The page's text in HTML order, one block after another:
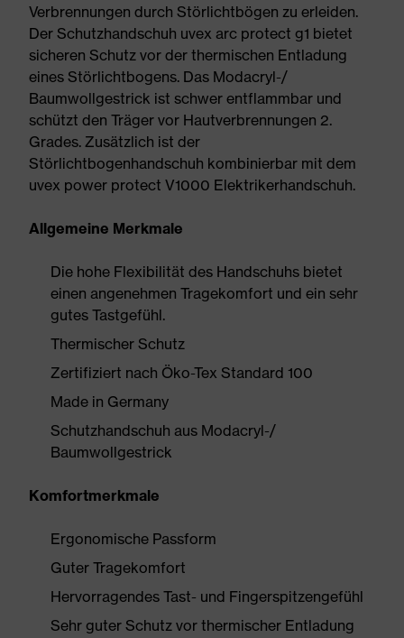
Verbrennungen durch Störlichtbögen zu erleiden.
Der Schutzhandschuh uvex arc protect g1 bietet
sicheren Schutz vor der thermischen Entladung
eines Störlichtbogens. Das Modacryl-/
Baumwollgestrick ist schwer entflammbar und
schützt den Träger vor Hautverbrennungen 2.
Grades. Zusätzlich ist der
Störlichtbogenhandschuh kombinierbar mit dem
uvex power protect V1000 Elektrikerhandschuh.
Allgemeine Merkmale
Die hohe Flexibilität des Handschuhs bietet
einen angenehmen Tragekomfort und ein sehr
gutes Tastgefühl.
Thermischer Schutz
Zertifiziert nach Öko-Tex Standard 100
Made in Germany
Schutzhandschuh aus Modacryl-/
Baumwollgestrick
Komfortmerkmale
Ergonomische Passform
Guter Tragekomfort
Hervorragendes Tast- und Fingerspitzengefühl
Sehr guter Schutz vor thermischer Entladung